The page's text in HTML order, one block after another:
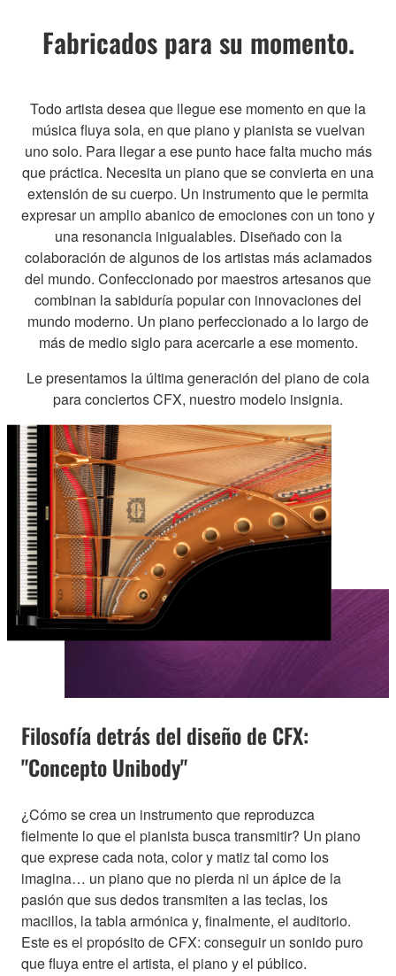
Fabricados para su momento.
Todo artista desea que llegue ese momento en que la
música fluya sola, en que piano y pianista se vuelvan
uno solo. Para llegar a ese punto hace falta mucho más
que práctica. Necesita un piano que se convierta en una
extensión de su cuerpo. Un instrumento que le permita
expresar un amplio abanico de emociones con un tono y
una resonancia inigualables. Diseñado con la
colaboración de algunos de los artistas más aclamados
del mundo. Confeccionado por maestros artesanos que
combinan la sabiduría popular con innovaciones del
mundo moderno. Un piano perfeccionado a lo largo de
más de medio siglo para acercarle a ese momento.
Le presentamos la última generación del piano de cola
para conciertos CFX, nuestro modelo insignia.
Filosofía detrás del diseño de CFX:
"Concepto Unibody"
¿Cómo se crea un instrumento que reproduzca
fielmente lo que el pianista busca transmitir? Un piano
que exprese cada nota, color y matiz tal como los
imagina… un piano que no pierda ni un ápice de la
pasión que sus dedos transmiten a las teclas, los
macillos, la tabla armónica y, finalmente, el auditorio.
Este es el propósito de CFX: conseguir un sonido puro
que fluya entre el artista, el piano y el público.